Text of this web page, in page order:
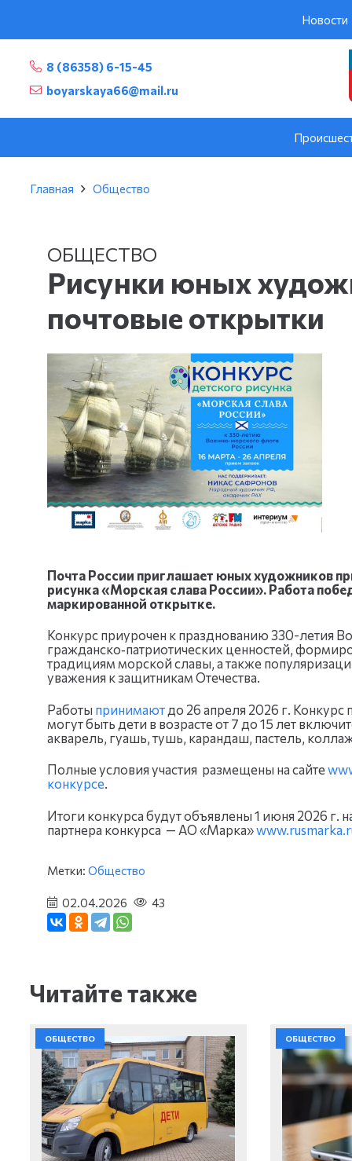
Новости
8 (86358) 6-15-45
boyarskaya66@mail.ru
Главная Общество
ОБЩЕСТВО
Рисунки юных
почтовые открытки
Почта России приглашает юных художников
рисунка «Морская слава России». Работа
маркированной открытке.
Конкурс приурочен к празднованию 330-летия
гражданско‑патриотических ценностей,
традициям морской славы, а также
уважения к защитникам Отечества.
Работы принимают до 26 апреля 2026 г. Конкурс
могут быть дети в возрасте от 7 до 15 лет
акварель, гуашь, тушь, карандаш, пастель,
Полные условия участия размещены на сайте
конкурсе.
Итоги конкурса будут объявлены 1 июня 2026 г.
партнера конкурса — АО «Марка»
Метки: Общество
02.04.2026 43
Читайте также
ОБЩЕСТВО ОБЩЕСТВО